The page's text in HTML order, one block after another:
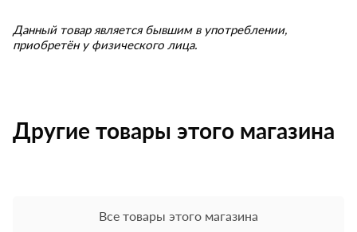
Данный товар является бывшим в употреблении,
приобретён у физического лица.
Другие товары этого магазина
Все товары этого магазина